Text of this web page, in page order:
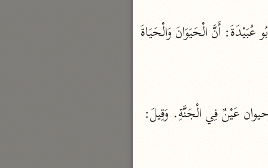
نحو مجلد
جامع البيان
(وَإِنَّ الدَّارَ الْآخِرَةَ لَهِيَ الْحَيَوانُ) أَيْ دَارُ الْحَيَاةِ الْبَاقِيَةِ الَّتِي لَا تَزُولُ وَلَا مَوْتَ فِيهَا. وَزَعَمَ أَبُو عُبَيْدَةَ: أَنَّ الْحَيَوَانَ وَالْحَيَاةَ